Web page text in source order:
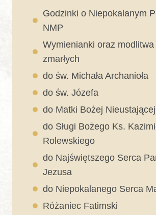
Godzinki o Niepokalanym
NMP
Wymienianki oraz modlitwa
zmarłych
do św. Michała Archanioła
do św. Józefa
do Matki Bożej
do Sługi Bożego Ks.
Rolewskiego
do Najświętszego Serca
Jezusa
do Niepokalanego Serca
Różaniec Fatimski